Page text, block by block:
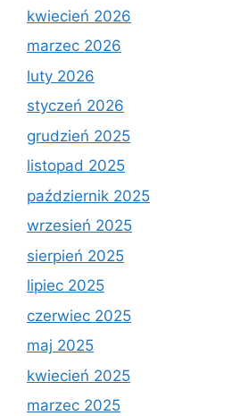
kwiecień 2026
marzec 2026
luty 2026
styczeń 2026
grudzień 2025
listopad 2025
październik 2025
wrzesień 2025
sierpień 2025
lipiec 2025
czerwiec 2025
maj 2025
kwiecień 2025
marzec 2025